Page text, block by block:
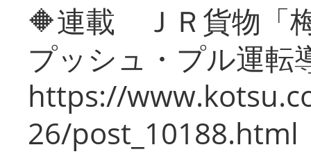
🔶連載 ＪＲ貨物「
プッシュ・プル運転
https://
26/post_10188.html